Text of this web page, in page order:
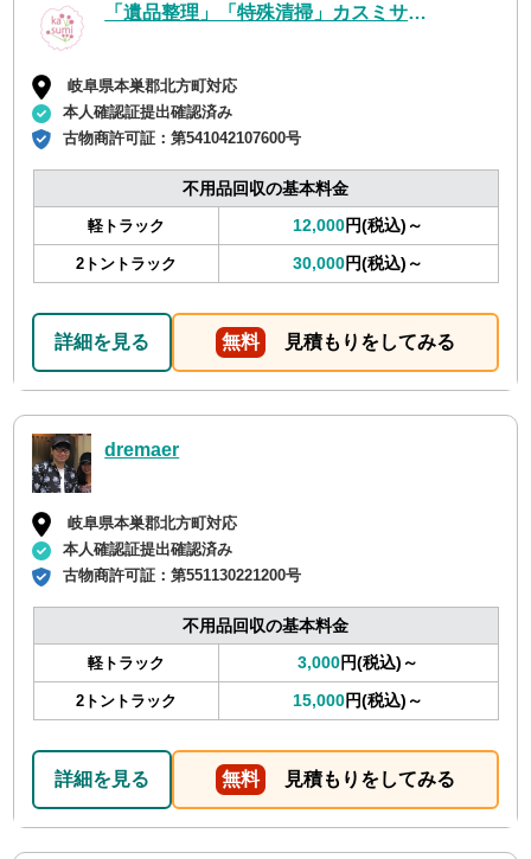
「遺品整理」「特殊清掃」カスミサービス
岐阜県本巣郡北方町対応
本人確認証提出確認済み
古物商許可証：第541042107600号
不用品回収の基本料金
軽トラック 12,000円(税込)～
2トントラック 30,000円(税込)～
詳細を見る 無料 見積もりをしてみる
dremaer
岐阜県本巣郡北方町対応
本人確認証提出確認済み
古物商許可証：第551130221200号
不用品回収の基本料金
軽トラック 3,000円(税込)～
2トントラック 15,000円(税込)～
詳細を見る 無料 見積もりをしてみる